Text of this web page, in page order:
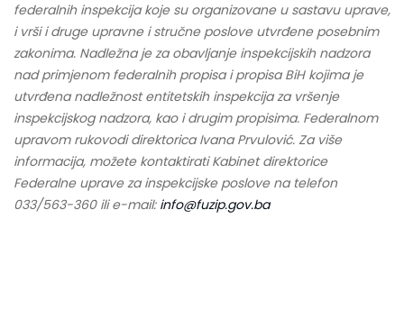
federalnih inspekcija koje su organizovane u sastavu uprave,
i vrši i druge upravne i stručne poslove utvrđene posebnim
zakonima. Nadležna je za obavljanje inspekcijskih nadzora
nad primjenom federalnih propisa i propisa BiH kojima je
utvrđena nadležnost entitetskih inspekcija za vršenje
inspekcijskog nadzora, kao i drugim propisima. Federalnom
upravom rukovodi direktorica Ivana Prvulović. Za više
informacija, možete kontaktirati Kabinet direktorice
Federalne uprave za inspekcijske poslove na telefon
033/563-360 ili e-mail: info@fuzip.gov.ba